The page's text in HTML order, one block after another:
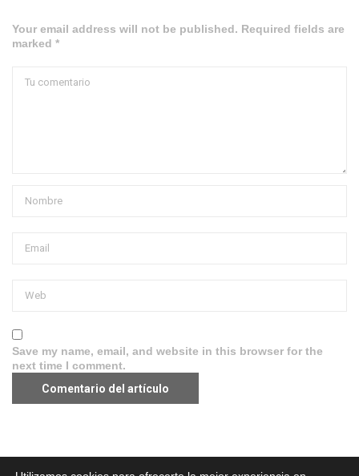
Your email address will not be published. Required fields are
marked *
Save my name, email, and website in this browser for the
next time I comment.
Aviso legal·Política de Privacidad·Política de Cookies